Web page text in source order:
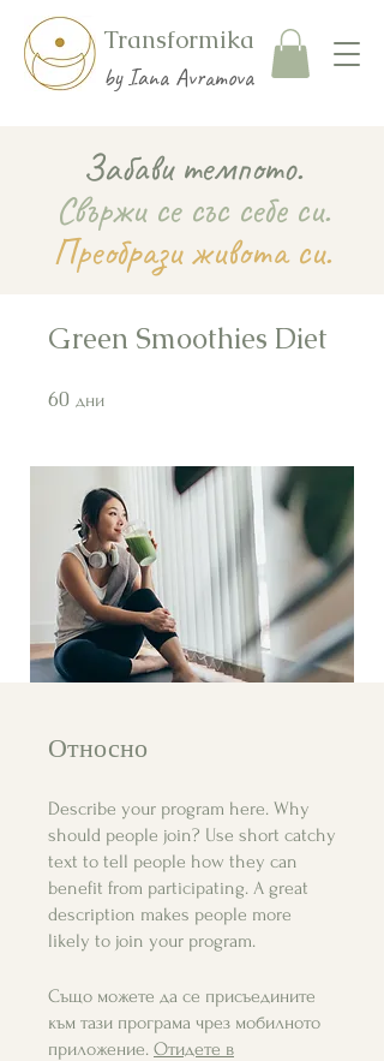
Transformika
by Iana Avramova
Забави темпото.
Свържи се със себе си.
Преобрази живота си.
Green Smoothies Diet
60 дни
Относно
Describe your program here. Why
should people join? Use short catchy
text to tell people how they can
benefit from participating. A great
description makes people more
likely to join your program.
Също можете да се присъедините
към тази програма чрез мобилното
приложение. Отидете в